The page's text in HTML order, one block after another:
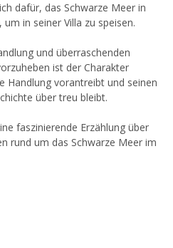
dafür, das Schwarze Meer in
in seiner Villa zu speisen.
und überraschenden
ist der Charakter
Handlung vorantreibt und seinen
über treu bleibt.
faszinierende Erzählung über
rund um das Schwarze Meer im